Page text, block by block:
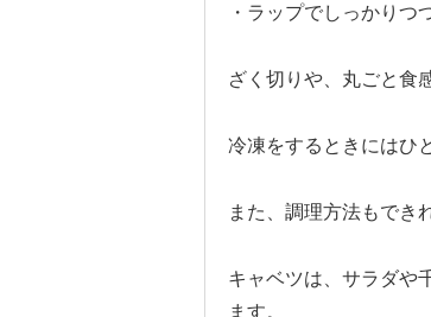
・ラップでしっかりつ
ざく切りや、丸ごと食
冷凍をするときにはひ
また、調理方法もでき
キャベツは、サラダや
ます。